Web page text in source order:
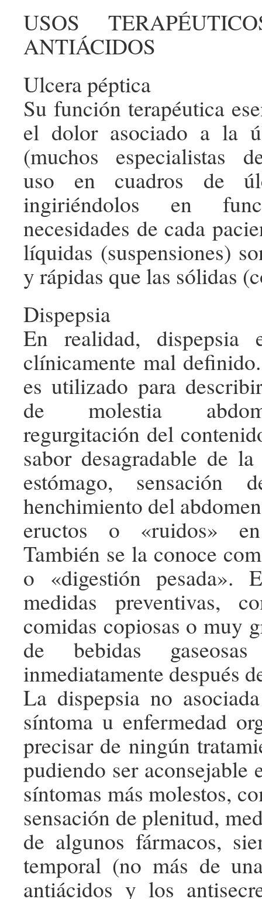
USOS
ANTIÁCIDOS
Ulcera péptica
Su función terapéutica
el dolor asociado a la
(muchos especialistas
uso en cuadros de
ingiriéndolos en
necesidades de cada
líquidas (suspensiones)
y rápidas que las sólidas
Dispepsia
En realidad, dispepsia
clínicamente mal
es utilizado para
de molestia
regurgitación del
sabor desagradable de
estómago, sensación
henchimiento del
eructos o «ruidos»
También se la conoce
o «digestión pesada».
medidas preventi­vas,
comidas copiosas o muy
de bebidas
inmediatamente después
La dispepsia no
síntoma u enfermedad
precisar de ningún
pudiendo ser aconsejable
síntomas más molestos,
sensación de plenitud,
de algunos fármacos,
temporal (no más de
antiácidos y los